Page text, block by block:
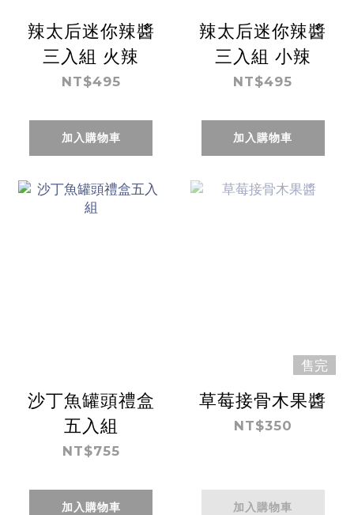
辣太后迷你辣醬
三入組 火辣
NT$495
加入購物車
辣太后迷你辣醬
三入組 小辣
NT$495
加入購物車
沙丁魚罐頭禮盒
五入組
NT$755
加入購物車
售完
草莓接骨木果醬
NT$350
加入購物車